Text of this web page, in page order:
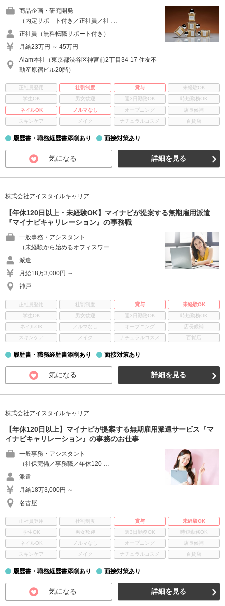
商品企画・研究開発
（内定サポ―ト付き／正社員／社 …
正社員（無料転職サポート付き）
月給23万円 ～ 45万円
Aiam本社（東京都渋谷区神宮前2丁目34-17 住友不
動産原宿ビル20階）
正社員登用 社割制度 賞与
未経験OK
学生OK
男女歓迎 週3日勤務OK
時短勤務OK
ネイルOK
ノルマなし オープニング
店長候補
スキンケア
メイク ナチュラルコスメ 百貨店
履歴書・職務経歴書添削あり 面接対策あり
気になる 詳細を見る
株式会社アイスタイルキャリア
【年休120日以上・未経験OK】マイナビが提案する無期雇用派遣
『マイナビキャリレーション』の事務職
一般事務・アシスタント
（未経験から始めるオフィスワー …
派遣
月給18万3,000円 ～
神戸
正社員登用 社割制度 賞与
未経験OK
学生OK
男女歓迎 週3日勤務OK
時短勤務OK
ネイルOK
ノルマなし オープニング
店長候補
スキンケア
メイク ナチュラルコスメ 百貨店
履歴書・職務経歴書添削あり 面接対策あり
気になる 詳細を見る
株式会社アイスタイルキャリア
【年休120日以上】マイナビが提案する無期雇用派遣サービス『マ
イナビキャリレーション』の事務のお仕事
一般事務・アシスタント
（社保完備／事務職／年休120 …
派遣
月給18万3,000円 ～
名古屋
正社員登用 社割制度 賞与
未経験OK
学生OK
男女歓迎 週3日勤務OK
時短勤務OK
ネイルOK
ノルマなし オープニング
店長候補
スキンケア
メイク ナチュラルコスメ 百貨店
履歴書・職務経歴書添削あり 面接対策あり
気になる 詳細を見る